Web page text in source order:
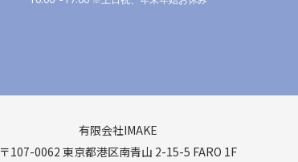
有限会社IMAKE
〒107-0062 東京都港区南青山 2-15-5 FARO 1F